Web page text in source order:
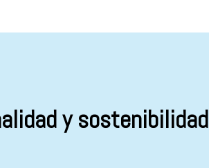
y sostenibilidad